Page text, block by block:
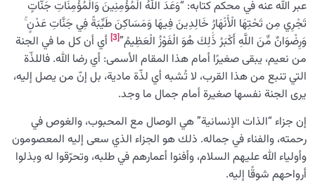
عبر الله عنه في محكم كتابه: “وَعَدَ اللَّهُ الْمُؤْمِنِينَ وَالْمُؤْمِنَاتِ جَنَّاتٍ
تَجْرِي مِن تَحْتِهَا الْأَنْهَارُ خَالِدِينَ فِيهَا وَمَسَاكِنَ طَيِّبَةً فِي جَنَّاتِ عَدْنٍ ۚ
وَرِضْوَانٌ مِّنَ اللَّهِ أَكْبَرُ ذَٰلِكَ هُوَ الْفَوْزُ الْعَظِيمُ”[3]
أي أن كل ما في الجنة
من نعيم، يبقى صغيرًا أمام هذا المقام الأسمى: أي رضا الله. فاللذّة
التي تنبع من هذا القرب، لا تُشبه أي لذّة مادية، بل إنّ من يصل إليه،
يرى الجنة نفسها صغيرة أمام جمال ما وجد.
إن جزاء “الذات الإنسانية” هي الوصال مع المحبوب، والغوص في
رحمته، والفناء في جماله. ذلك هو الجزاء الذي سعى إليه المعصومون
وأولياء الله عليهم السلام، وأفنوا أعمارهم في طلبه، وتحرّقوا له وبذلوا
أرواحهم شوقًا إليه.